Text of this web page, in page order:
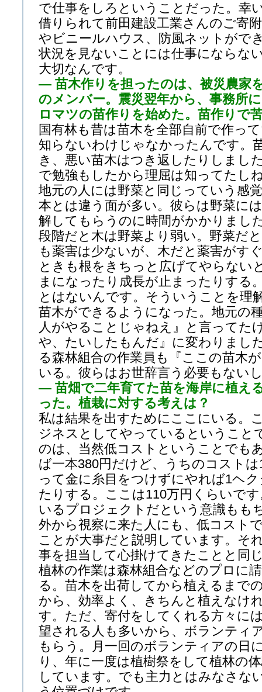
で仕事をしろということだった。幸
借りられて前田建設工業さんのご寄
やビニールハウス、防風ネットがで
状況を見ないことには仕事にならな
大切なんです。
— 苗木作りを担ったのは、被災農家
のメンバー。震災翌年から、事務所
ロマツの苗作りを始めた。苗作りで
国有林も昔は苗木を全部自前で作っ
知らないわけじゃなかったんです。
き、悪い苗木はつき返したりしまし
で勉強もしたから理屈は知ってたし
地元の人には野菜と同じっていう感
本とは違う面が多い。彼らは野菜に
解してもらうのに時間がかかりまし
段階だと木は野菜より弱い。野菜だ
も薬害は少ないが、木だと薬害がす
ときも根をきちっと広げてやらない
まになったり成長が止まったりする
とはないんです。そういうことを理
苗木ができるようになった。地元の
人がやることじゃねえ』と言ってた
や、たいしたもんだ』に変わりまし
る森林組合の作業員も『ここの苗木
いる。彼らはお世辞言う必要もない
— 苗畑で二年育てた苗を海岸に植え
った。植栽に対する考えは？
私は結果を出すためにここにいる。
ジネスとしてやっているということ
のは、当然低コストということでも
ば一本380円だけど、うちのコスト
って金に糸目をつけずにやれば1ヘ
たりする。ここは110万円くらいで
いるプロジェクトだという意識もも
外から視察に来た人にも、低コスト
ことが大事だと説明しています。そ
事を担当して心掛けてきたことと同
植林の作業は森林組合などのプロに
る。苗木を出荷してから植えるまで
から、効率よく、きちんと植えなけ
す。ただ、寄付をしてくれる方々に
望される人も多いから、ボランティ
もらう。月一回のボランティアの日
り、年に一度は植樹祭をして植林の
しています。でも主力とはみなさな